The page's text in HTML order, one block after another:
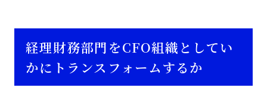
経理財務部門をCFO組織としてい
かにトランスフォームするか